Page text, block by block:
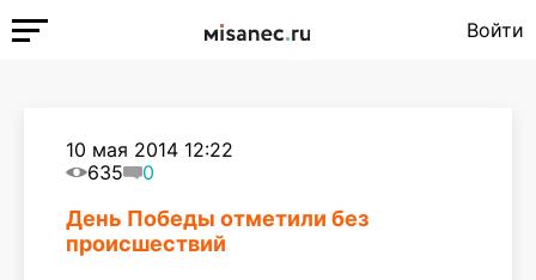
Войти
10 мая 2014 12:22
635
0
День Победы отметили без
происшествий